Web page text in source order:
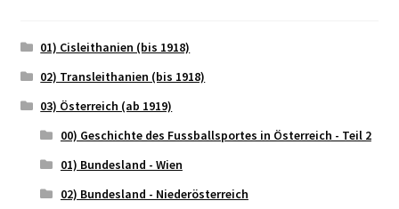
01) Cisleithanien (bis 1918)
02) Transleithanien (bis 1918)
03) Österreich (ab 1919)
00) Geschichte des Fussballsportes in Österreich - Teil 2
01) Bundesland - Wien
02) Bundesland - Niederösterreich